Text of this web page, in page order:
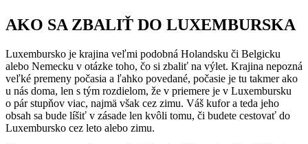
AKO SA ZBALIŤ DO LUXEMBURSKA
Luxembursko je krajina veľmi podobná Holandsku či Belgicku
alebo Nemecku v otázke toho, čo si zbaliť na výlet. Krajina nepozná
veľké premeny počasia a ľahko povedané, počasie je tu takmer ako
u nás doma, len s tým rozdielom, že v priemere je v Luxembursku
o pár stupňov viac, najmä však cez zimu. Váš kufor a teda jeho
obsah sa bude líšiť v zásade len kvôli tomu, či budete cestovať do
Luxembursko cez leto alebo zimu.